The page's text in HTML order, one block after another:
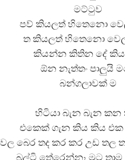
මට්ටුව
පව් කියලත් හිතෙනො
ත කියලත් හිතෙනො
කියන්න කිතින දේ
ඕන නැත්තං පාලුයි
බන්ගලාවක් ම
හිටියා බැන බැන
එකෙක් ගැන කිය කිය එක
බෙර තද කර කර උඩ තල
බල්ටි තේරෙන්නෑ මුට